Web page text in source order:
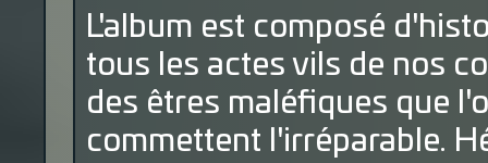
L'album est composé
tous les actes vils de nos
des êtres maléfiques que
commettent l'irréparable.